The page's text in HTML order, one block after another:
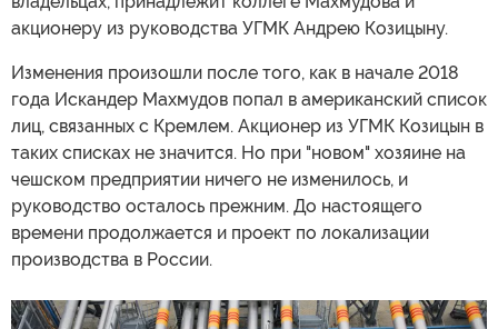
акционеру из руководства УГМК Андрею Козицыну.
Изменения произошли после того, как в начале 2018
года Искандер Махмудов попал в американский список
лиц, связанных с Кремлем. Акционер из УГМК Козицын в
таких списках не значится. Но при "новом" хозяине на
чешском предприятии ничего не изменилось, и
руководство осталось прежним. До настоящего
времени продолжается и проект по локализации
производства в России.